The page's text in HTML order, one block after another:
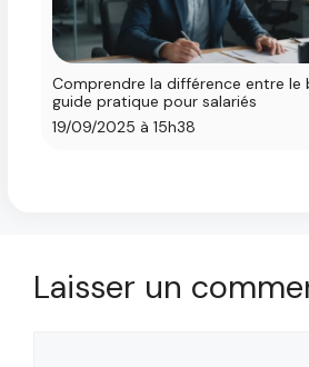
Comprendre la différence entre le
guide pratique pour salariés
19/09/2025 à 15h38
Laisser un